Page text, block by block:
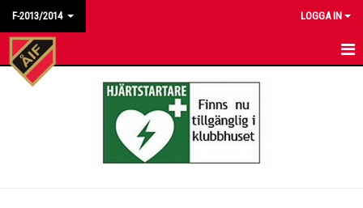
F-2013/2014 LOGGA IN
HEM